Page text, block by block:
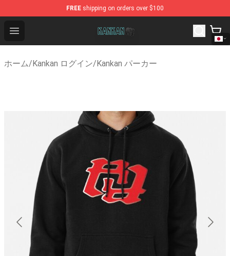
FREE shipping on orders over $100
Open menu
Kankan Store - Official Kankan Merchandise Shop
ホーム/Kankan ログイン/Kankan パーカー